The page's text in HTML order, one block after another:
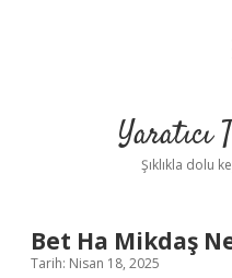
Yaratıcı
Şıklıkla dolu
Bet Ha Mikdaş
Tarih: Nisan 18, 2025